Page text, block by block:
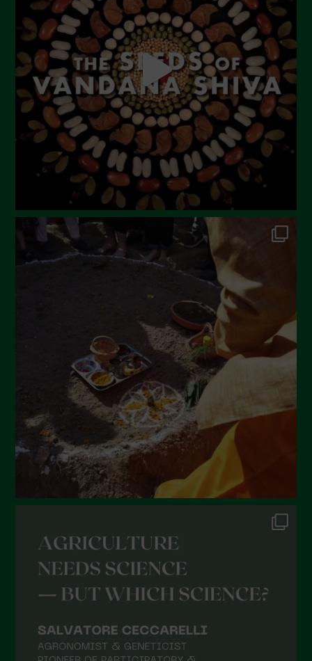
Agosto 2023
Luglio 2023
Giugno 2023
Maggio 2023
Aprile 2023
Marzo 2023
Febbraio 2023
Dicembre 2022
Novembre 2022
Ottobre 2022
Settembre 2022
Aprile 2022
Marzo 2022
Febbraio 2022
Gennaio 2022
Dicembre 2021
Novembre 2021
Settembre 2021
Agosto 2021
Luglio 2021